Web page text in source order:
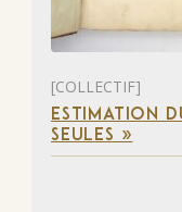
[COLLECTIF]
ESTIMATION
SEULES »